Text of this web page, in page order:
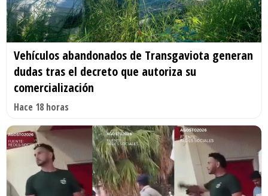
Vehículos abandonados de Transgaviota generan
dudas tras el decreto que autoriza su
comercialización
Hace 18 horas